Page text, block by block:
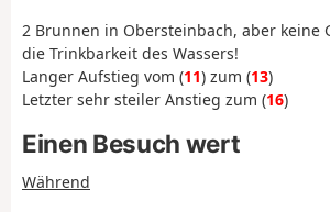
2 Brunnen in Obersteinbach, aber keine
die Trinkbarkeit des Wassers!
Langer Aufstieg vom (11) zum (13)
Letzter sehr steiler Anstieg zum (16)
Einen Besuch wert
Während